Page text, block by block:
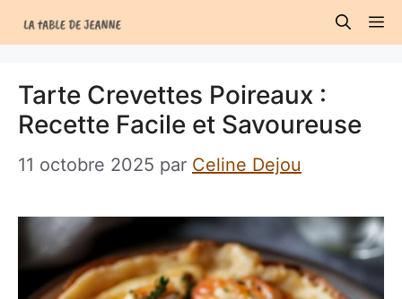
au
Tarte Crevettes Poireaux :
Recette Facile et Savoureuse
11 octobre 2025 par Celine Dejou